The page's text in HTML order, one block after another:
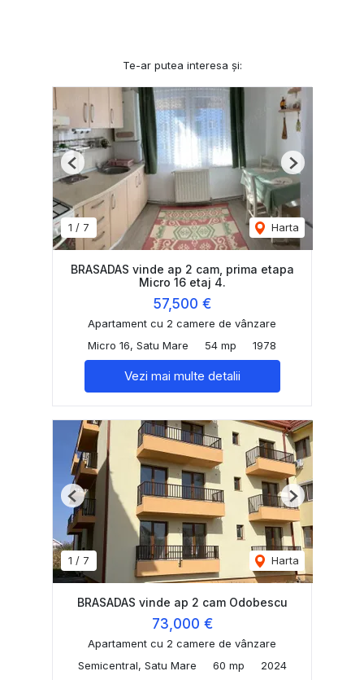
Te-ar putea interesa și:
1 / 7 Harta
Previous Next
BRASADAS vinde ap 2 cam, prima etapa
Micro 16 etaj 4.
57,500 €
Apartament cu 2 camere de vânzare
Micro 16, Satu Mare
54 mp 1978
Vezi mai multe detalii
1 / 7 Harta
Previous Next
BRASADAS vinde ap 2 cam Odobescu
73,000 €
Apartament cu 2 camere de vânzare
Semicentral, Satu Mare
60 mp 2024